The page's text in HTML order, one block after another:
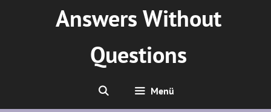
Answers Without
Questions
Menü